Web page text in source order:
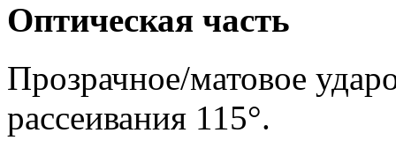
Оптическая часть
Прозрачное/матовое
рассеивания 115°.